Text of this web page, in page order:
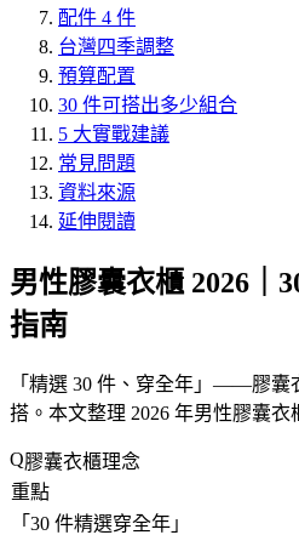
配件 4 件
台灣四季調整
預算配置
30 件可搭出多少組合
5 大實戰建議
常見問題
資料來源
延伸閱讀
男性膠囊衣櫃 2026｜
指南
「 精選 30 件、穿全年 」——膠囊
搭。本文整理 2026 年男性膠囊衣
膠囊衣櫃理念
重點
「 30 件精選穿全年 」